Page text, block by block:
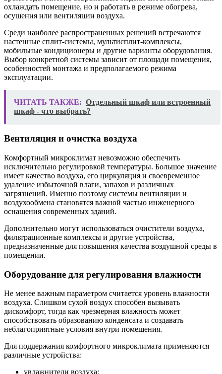
охлаждать помещение, но и работать в режиме обогрева,
осушения или вентиляции воздуха.
Среди наиболее распространенных решений встречаются
настенные сплит-системы, мультисплит-комплексы,
мобильные кондиционеры и другие варианты оборудования.
Выбор конкретной системы зависит от площади помещения,
особенностей монтажа и предполагаемого режима
эксплуатации.
ЧИТАТЬ ТАКЖЕ: Отдельный шкаф или встроенный
шкаф - что выбрать?
Вентиляция и очистка воздуха
Комфортный микроклимат невозможно обеспечить
исключительно регулировкой температуры. Большое значение
имеет качество воздуха, его циркуляция и своевременное
удаление избыточной влаги, запахов и различных
загрязнений. Именно поэтому системы вентиляции и
воздухообмена становятся важной частью инженерного
оснащения современных зданий.
Дополнительно могут использоваться очистители воздуха,
фильтрационные комплексы и другие устройства,
предназначенные для повышения качества воздушной среды в
помещении.
Оборудование для регулирования влажности
Не менее важным параметром считается уровень влажности
воздуха. Слишком сухой воздух способен вызывать
дискомфорт, тогда как чрезмерная влажность может
способствовать образованию конденсата и создавать
неблагоприятные условия внутри помещения.
Для поддержания комфортного микроклимата применяются
различные устройства:
увлажнители воздуха;